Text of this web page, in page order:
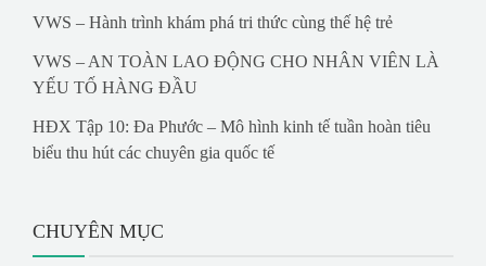
VWS – Hành trình khám phá tri thức cùng thế hệ trẻ
VWS – AN TOÀN LAO ĐỘNG CHO NHÂN VIÊN LÀ
YẾU TỐ HÀNG ĐẦU
HĐX Tập 10: Đa Phước – Mô hình kinh tế tuần hoàn tiêu
biểu thu hút các chuyên gia quốc tế
CHUYÊN MỤC